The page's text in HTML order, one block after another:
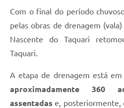
Com o final do período
pelas obras de drenagem
Nascente do Taquari
Taquari.
A etapa de drenagem está
aproximadamente 360
assentadas e, posteriormente,